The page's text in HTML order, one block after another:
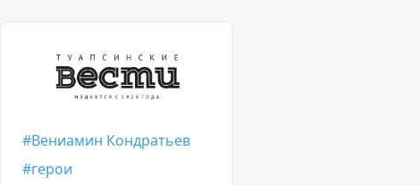
Вениамин Кондратьев
герои